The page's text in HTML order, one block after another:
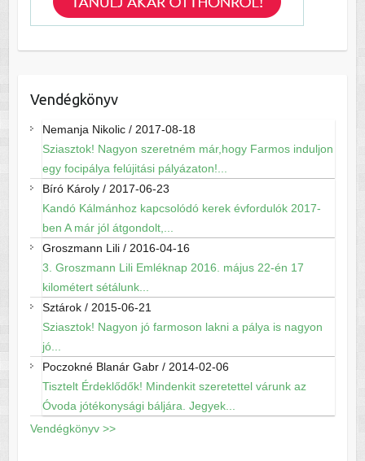
Vendégkönyv
Nemanja Nikolic/ 2017-08-18
Sziasztok! Nagyon szeretném már,hogy Farmos induljon
egy focipálya felújitási pályázaton!...
Bíró Károly/ 2017-06-23
Kandó Kálmánhoz kapcsolódó kerek évfordulók 2017-
ben A már jól átgondolt,...
Groszmann Lili/ 2016-04-16
3. Groszmann Lili Emléknap 2016. május 22-én 17
kilométert sétálunk...
Sztárok/ 2015-06-21
Sziasztok! Nagyon jó farmoson lakni a pálya is nagyon
jó...
Poczokné Blanár Gabr/ 2014-02-06
Tisztelt Érdeklődők! Mindenkit szeretettel várunk az
Óvoda jótékonysági báljára. Jegyek...
Vendégkönyv >>